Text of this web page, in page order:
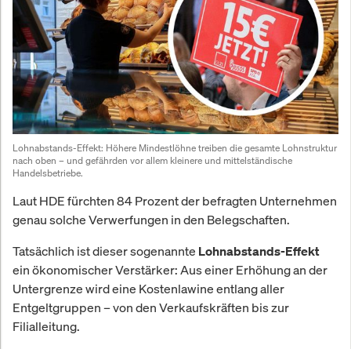
Lohnabstands-Effekt: Höhere Mindestlöhne treiben die gesamte Lohnstruktur
nach oben – und gefährden vor allem kleinere und mittelständische
Handelsbetriebe.
Laut HDE fürchten 84 Prozent der befragten Unternehmen
genau solche Verwerfungen in den Belegschaften.
Tatsächlich ist dieser sogenannte Lohnabstands-Effekt
ein ökonomischer Verstärker: Aus einer Erhöhung an der
Untergrenze wird eine Kostenlawine entlang aller
Entgeltgruppen – von den Verkaufskräften bis zur
Filialleitung.